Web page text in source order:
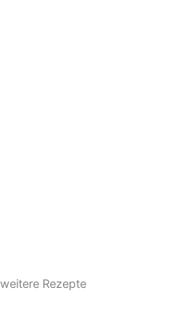
weitere Rezepte